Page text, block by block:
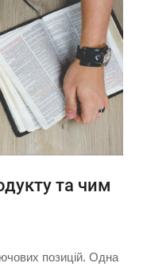
та чим
позицій. Одна